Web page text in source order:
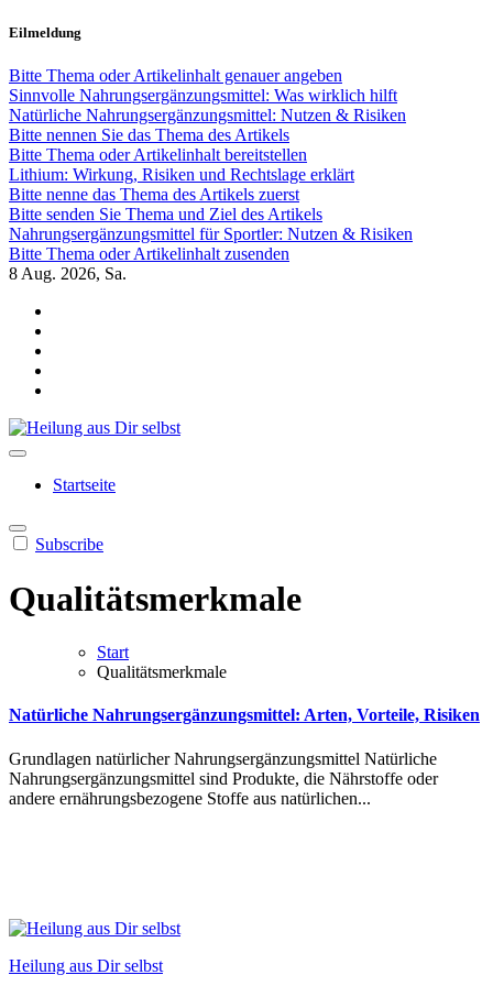
Zum
springen
Eilmeldung
Bitte Thema oder Artikelinhalt genauer angeben
Sinnvolle Nahrungsergänzungsmittel: Was wirklich hilft
Natürliche Nahrungsergänzungsmittel: Nutzen & Risiken
Bitte nennen Sie das Thema des Artikels
Bitte Thema oder Artikelinhalt bereitstellen
Lithium: Wirkung, Risiken und Rechtslage erklärt
Bitte nenne das Thema des Artikels zuerst
Bitte senden Sie Thema und Ziel des Artikels
Nahrungsergänzungsmittel für Sportler: Nutzen & Risiken
Bitte Thema oder Artikelinhalt zusenden
8 Aug. 2026, Sa.
Startseite
Subscribe
Qualitätsmerkmale
Start
Qualitätsmerkmale
Natürliche Nahrungsergänzungsmittel: Arten, Vorteile, Risiken
Gru︇ndlagen nat︇ürlicher Nah︇rungsergänzungsmittel Nat︇ürliche
Nah︇rungsergänzungsmittel sin︇d Pro︇dukte, die︇ Näh︇rstoffe ode︇r
and︇ere ern︇ährungsbezogene Sto︇ffe aus︇ nat︇ürlichen...
Heilung aus Dir selbst